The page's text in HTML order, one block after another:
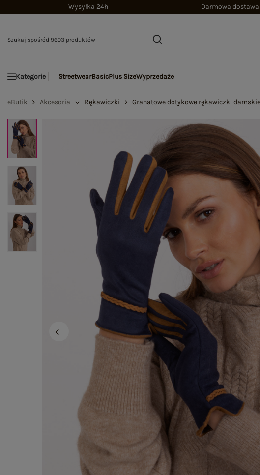
Wysyłka 24h Darmowa dostawa
Kategorie StreetwearBasicPlus SizeWyprzedaże
eButik Akcesoria Rękawiczki Granatowe dotykowe rękawiczki damskie